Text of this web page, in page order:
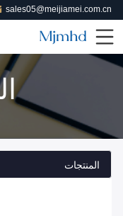
sales05@meijiamei.com.cn
المنتجات